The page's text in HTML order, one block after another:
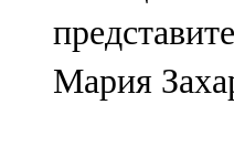
Минзәлә
107,3 FM
Мария